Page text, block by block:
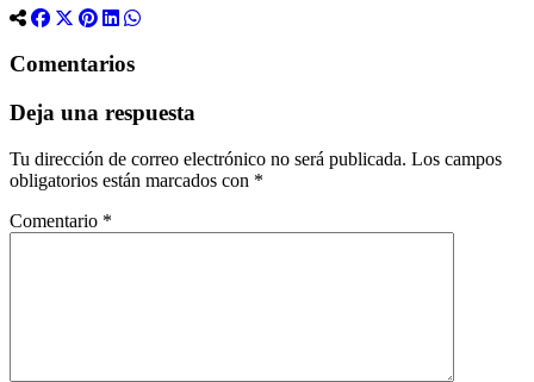
Comentarios
Deja una respuesta
Tu dirección de correo electrónico no será publicada. Los campos
obligatorios están marcados con *
Comentario *